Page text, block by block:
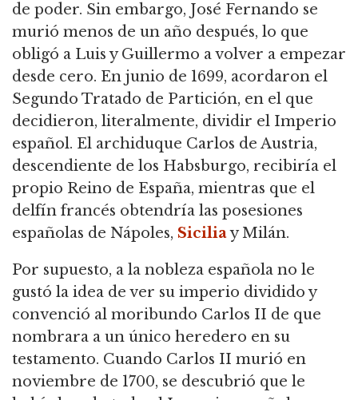
de poder. Sin embargo, José Fernando se
murió menos de un año después, lo que
obligó a Luis y Guillermo a volver a empezar
desde cero. En junio de 1699, acordaron el
Segundo Tratado de Partición, en el que
decidieron, literalmente, dividir el Imperio
español. El archiduque Carlos de Austria,
descendiente de los Habsburgo, recibiría el
propio Reino de España, mientras que el
delfín francés obtendría las posesiones
españolas de Nápoles, Siciliay Milán.
Por supuesto, a la nobleza española no le
gustó la idea de ver su imperio dividido y
convenció al moribundo Carlos II de que
nombrara a un único heredero en su
testamento. Cuando Carlos II murió en
noviembre de 1700, se descubrió que le